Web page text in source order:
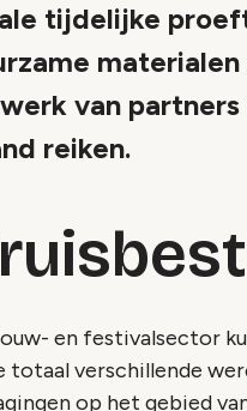
tijdelijke
van
reiken.
en festivalsector
totaal verschillende
op het gebied